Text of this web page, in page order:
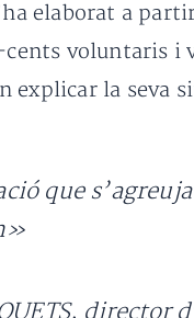
elaborat a
cents voluntaris i
explicar la seva
que
director